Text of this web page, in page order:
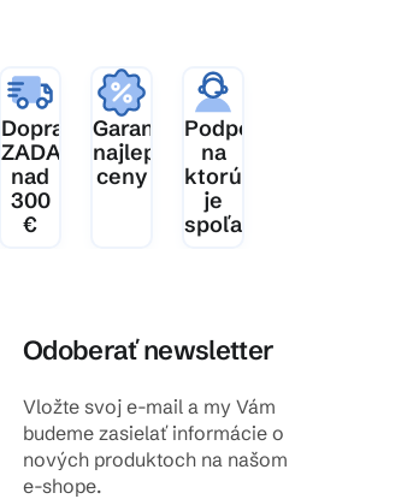
Doprava
ZADARMO
nad
300
€
Garancia
najlepšej
ceny
Podpora,
na
ktorú
je
spoľahnutie
Odoberať newsletter
Vložte svoj e-mail a my Vám
budeme zasielať informácie o
nových produktoch na našom
e-shope.